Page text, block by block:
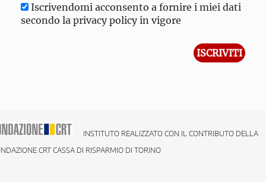
Iscrivendomi acconsento a fornire i miei dati
secondo la privacy policy in vigore
INSTITUTO REALIZZATO CON IL CONTRIBUTO DELLA
CRT CASSA DI RISPARMIO DI TORINO